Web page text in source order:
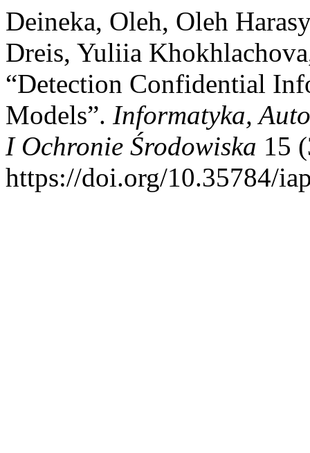
Deineka, Oleh, Oleh
Dreis, Yuliia
“Detection Confidential
Models”. Informatyka,
I Ochronie Środowiska 15
https://doi.org/10.35784/